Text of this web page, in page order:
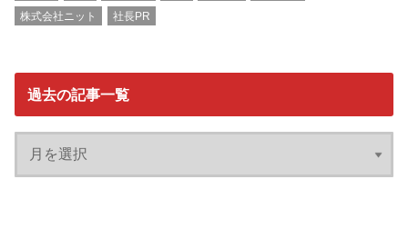
株式会社ニット
社長PR
過去の記事一覧